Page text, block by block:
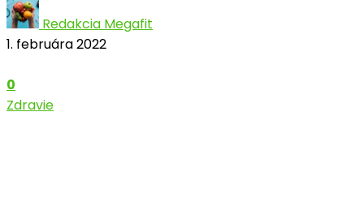
Redakcia Megafit
1. februára 2022
0
Zdravie